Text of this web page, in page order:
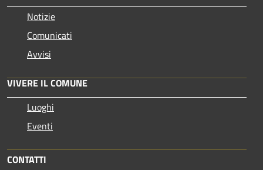
Notizie
Comunicati
Avvisi
VIVERE IL COMUNE
Luoghi
Eventi
CONTATTI